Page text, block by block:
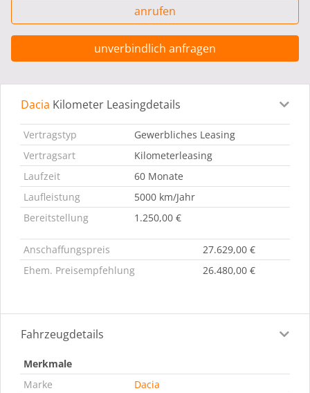
anrufen
unverbindlich anfragen
Leasingdetails Fahrzeugdetails
Dacia Kilometer Leasingdetails
Vertragstyp
Gewerbliches Leasing
Vertragsart
Kilometerleasing
Laufzeit
60 Monate
Laufleistung
5000 km/Jahr
Bereitstellung
1.250,00 €
Anschaffungspreis
27.629,00 €
Ehem. Preisempfehlung
26.480,00 €
Fahrzeugdetails
Merkmale
Marke
Dacia